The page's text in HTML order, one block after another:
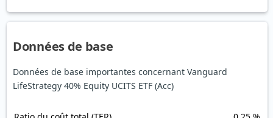
Données de base
Données de base importantes concernant Vanguard
LifeStrategy 40% Equity UCITS ETF (Acc)